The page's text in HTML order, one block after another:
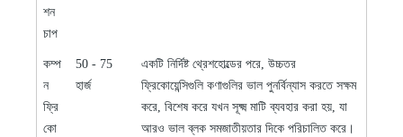
শন
চাপ
কম্প
ন
ফ্রি
কো
50 - 75
হার্জ
একটি নির্দিষ্ট থ্রেশহোল্ডের পরে, উচ্চতর
ফ্রিকোয়েন্সিগুলি কণাগুলির ভাল পুনর্বিন্যাস করতে সক্ষম
করে, বিশেষ করে যখন সূক্ষ্ম মাটি ব্যবহার করা হয়, যা
আরও ভাল ব্লক সমজাতীয়তার দিকে পরিচালিত করে।